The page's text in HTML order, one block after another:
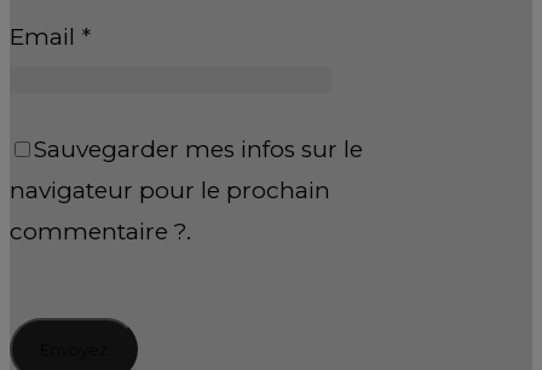
Email *
Sauvegarder mes infos sur le
navigateur pour le prochain
commentaire ?.